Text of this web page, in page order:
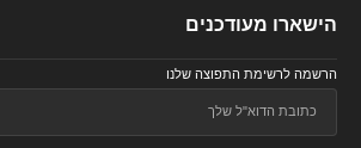
הישארו מעודכנים
הרשמה לרשימת התפוצה שלנו